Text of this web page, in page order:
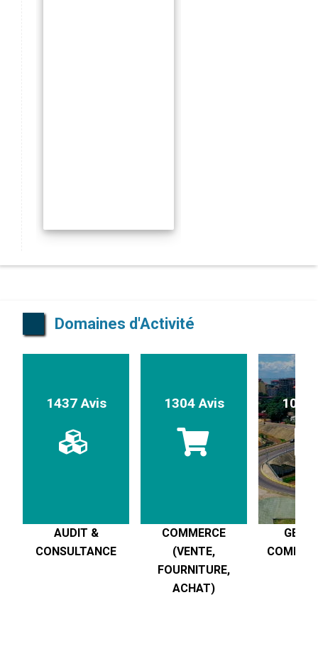
Domaines d'Activité
1437 Avis
AUDIT &
CONSULTANCE
1304 Avis
COMMERCE
(VENTE,
FOURNITURE,
ACHAT)
1017